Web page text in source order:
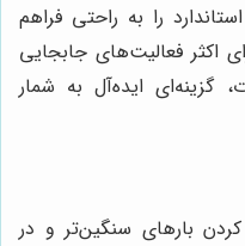
را به راحتی فراهم
اکثر فعالیت‌های جابجایی
گزینه‌ای ایده‌آل به شمار
بارهای سنگین‌تر و در